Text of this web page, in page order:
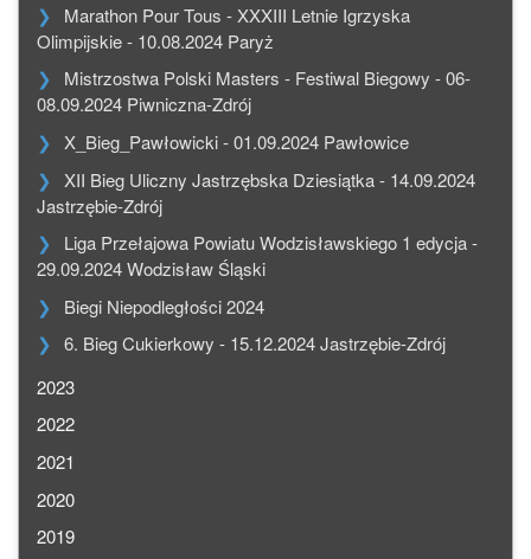
Marathon Pour Tous - XXXIII Letnie Igrzyska
Olimpijskie - 10.08.2024 Paryż
Mistrzostwa Polski Masters - Festiwal Biegowy - 06-
08.09.2024 Piwniczna-Zdrój
X_Bieg_Pawłowicki - 01.09.2024 Pawłowice
XII Bieg Uliczny Jastrzębska Dziesiątka - 14.09.2024
Jastrzębie-Zdrój
Liga Przełajowa Powiatu Wodzisławskiego 1 edycja -
29.09.2024 Wodzisław Śląski
Biegi Niepodległości 2024
6. Bieg Cukierkowy - 15.12.2024 Jastrzębie-Zdrój
2023
2022
2021
2020
2019